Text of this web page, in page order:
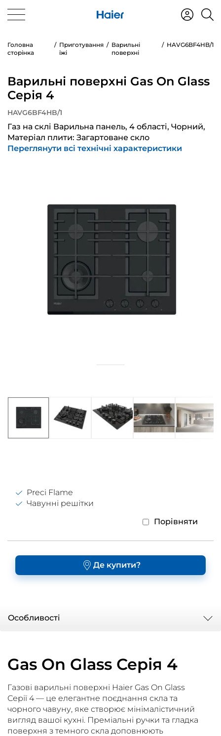
Головна
сторінка
Приготування
їжі
Варильні
поверхні
HAVG6BF4HB/1
Варильні поверхні Gas On Glass
Серія 4
HAVG6BF4HB/1
Газ на склі Варильна панель, 4 області, Чорний,
Матеріал плити: Загартоване скло
Переглянути всі технічні характеристики
Preci Flame
Чавунні решітки
Порівняти
Де купити?
Oсобливості
Gas On Glass Серія 4
Газові варильні поверхні Haier Gas On Glass
Серії 4 — це елегантне поєднання скла та
чорного чавуну, яке створює мінімалістичний
вигляд вашої кухні. Преміальні ручки та гладка
поверхня з темного скла доповнюють